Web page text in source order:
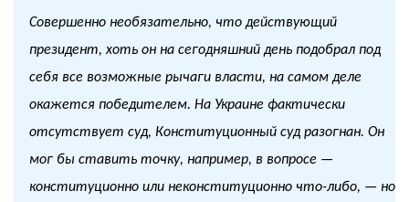
Совершенно необязательно, что действующий
президент, хоть он на сегодняшний день подобрал под
себя все возможные рычаги власти, на самом деле
окажется победителем. На Украине фактически
отсутствует суд, Конституционный суд разогнан. Он
мог бы ставить точку, например, в вопросе —
конституционно или неконституционно что-либо, — но